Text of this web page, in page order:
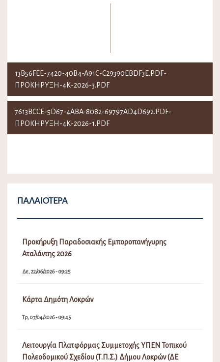
13B56FEE-7420-40B4-A91C-C29390EBDF3E.PDF-
ΠΡΟΚΗΡΥΞΗ-4Κ-2026-3.PDF
7613BCCE-5D67-4ABA-8082-69797AD4D692.PDF-
ΠΡΟΚΗΡΥΞΗ-4Κ-2026-1.PDF
ΠΑΛΑΙΌΤΕΡΑ
Προκήρυξη Παραδοσιακής Εμποροπανήγυρης
Αταλάντης 2026
Δε, 22/06/2026 - 09:25
Κάρτα Δημότη Λοκρών
Τρ, 07/04/2026 - 09:45
Λειτουργία Πλατφόρμας Συμμετοχής ΥΠΕΝ Τοπικού
Πολεοδομικού Σχεδίου (Τ.Π.Σ.) Δήμου Λοκρών (ΔΕ